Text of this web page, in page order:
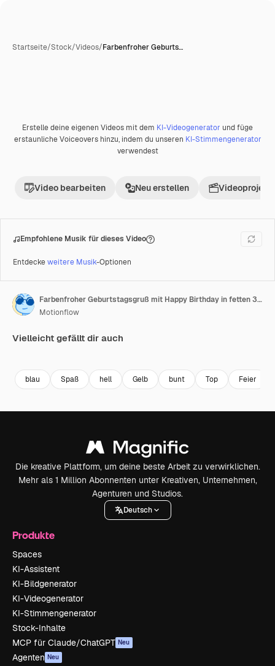
Startseite/Stock/Videos/Farbenfroher Geburts…
Premium
Erstelle deine eigenen Videos mit dem KI-Videogenerator und füge
erstaunliche Voiceovers hinzu, indem du unseren KI-Stimmengenerator
verwendest
Video bearbeiten Neu erstellen Videoprojekt
Empfohlene Musik für dieses Video
Entdeckeweitere Musik-Optionen
Farbenfroher Geburtstagsgruß mit Happy Birthday in fetten 3D-Buchstaben
Motionflow
Vielleicht gefällt dir auch
blau Spaß hell Gelb bunt Top Feier
Die kreative Plattform, um deine beste Arbeit zu verwirklichen.
Mehr als 1 Million Abonnenten unter Kreativen, Unternehmen,
Agenturen und Studios.
Deutsch
Produkte
Spaces
KI-Assistent
KI-Bildgenerator
KI-Videogenerator
KI-Stimmengenerator
Stock-Inhalte
MCP für Claude/ChatGPT Neu
Agenten Neu